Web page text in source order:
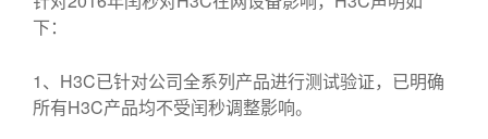
下：
1、H3C已针对公司全系列产品进行测试验证，已明确
所有H3C产品均不受闰秒调整影响。